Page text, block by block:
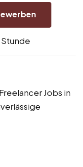
Jobs in